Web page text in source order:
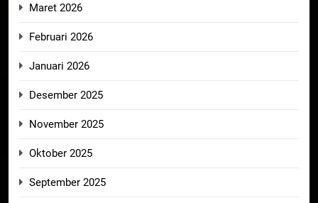
Maret 2026
Februari 2026
Januari 2026
Desember 2025
November 2025
Oktober 2025
September 2025